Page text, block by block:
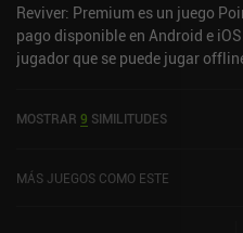
Reviver: Premium es un juego
pago disponible en Android e
jugador que se puede jugar
actual de 4,4 sobre 5,0 en Google
MOSTRAR 9 SIMILITUDES
MÁS JUEGOS COMO ESTE